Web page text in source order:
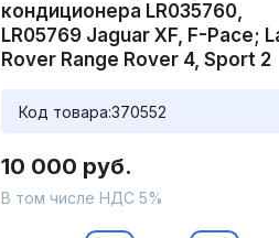
кондиционера LR035760,
LR05769 Jaguar XF, F-Pace;
Rover Range Rover 4, Sport 2
Код товара:370552
10 000 руб.
В том числе НДС 5%